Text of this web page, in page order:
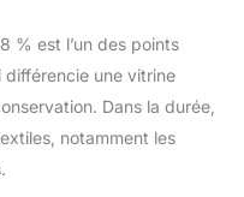
% est l’un des points
différencie une vitrine
Dans la durée,
notamment les